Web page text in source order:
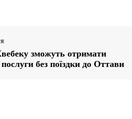
зможуть отримати
без поїздки до Оттави